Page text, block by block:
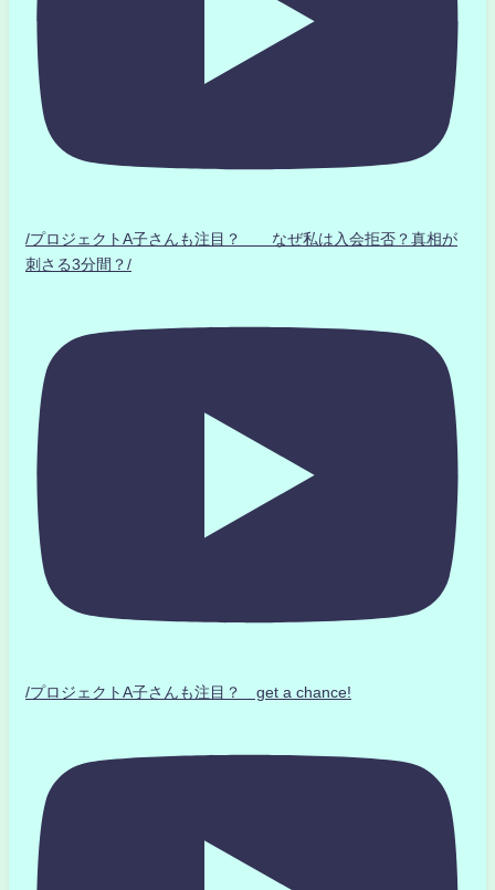
/プロジェクトA子さんも注目？ なぜ私は入会拒否？真相が
刺さる3分間？/
/プロジェクトA子さんも注目？ get a chance!